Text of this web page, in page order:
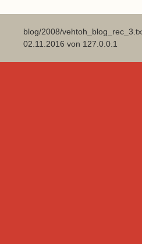
blog/2008/
02.11.2016 von 127.0.0.1